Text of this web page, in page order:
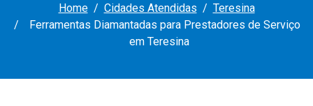
Home Cidades Atendidas
Teresina
Ferramentas Diamantadas para Prestadores de Serviço
em Teresina